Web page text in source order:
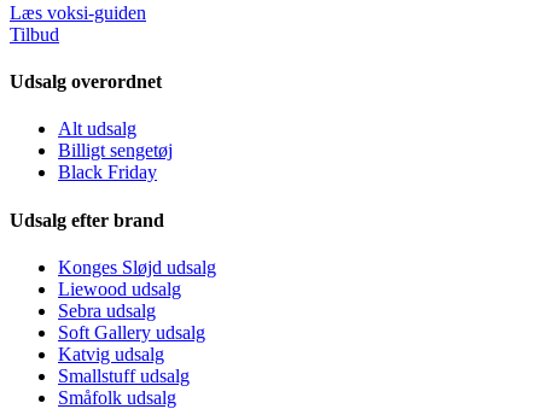
Læs voksi-guiden
Tilbud
Udsalg overordnet
Alt udsalg
Billigt sengetøj
Black Friday
Udsalg efter brand
Konges Sløjd udsalg
Liewood udsalg
Sebra udsalg
Soft Gallery udsalg
Katvig udsalg
Smallstuff udsalg
Småfolk udsalg